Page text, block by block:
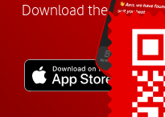
Download theMy